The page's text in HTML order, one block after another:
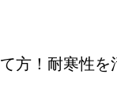
方！耐寒性